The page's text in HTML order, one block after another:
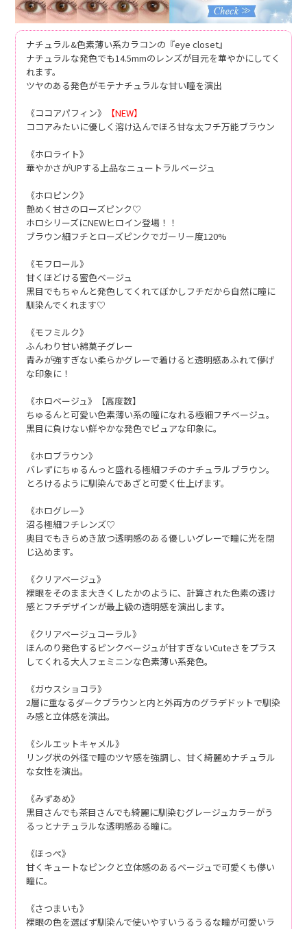
ナチュラル&色素薄い系カラコンの『eye closet』
ナチュラルな発色でも14.5mmのレンズが目元を華やかにしてく
れます。
ツヤのある発色がモテナチュラルな甘い瞳を演出
《ココアパフィン》
【NEW】
ココアみたいに優しく溶け込んでほろ甘な太フチ万能ブラウン
《ホロライト》
華やかさがUPする上品なニュートラルベージュ
《ホロピンク》
艶めく甘さのローズピンク♡
ホロシリーズにNEWヒロイン登場！！
ブラウン細フチとローズピンクでガーリー度120%
《モフロール》
甘くほどける蜜色ベージュ
黒目でもちゃんと発色してくれてぼかしフチだから自然に瞳に
馴染んでくれます♡
《モフミルク》
ふんわり甘い綿菓子グレー
青みが強すぎない柔らかグレーで着けると透明感あふれて儚げ
な印象に！
《ホロベージュ》【高度数】
ちゅるんと可愛い色素薄い系の瞳になれる極細フチベージュ。
黒目に負けない鮮やかな発色でピュアな印象に。
《ホロブラウン》
バレずにちゅるんっと盛れる極細フチのナチュラルブラウン。
とろけるように馴染んであざと可愛く仕上げます。
《ホログレー》
沼る極細フチレンズ♡
奥目でもきらめき放つ透明感のある優しいグレーで瞳に光を閉
じ込めます。
《クリアベージュ》
裸眼をそのまま大きくしたかのように、計算された色素の透け
感とフチデザインが最上級の透明感を演出します。
《クリアベージュコーラル》
ほんのり発色するピンクベージュが甘すぎないCuteさをプラス
してくれる大人フェミニンな色素薄い系発色。
《ガウスショコラ》
2層に重なるダークブラウンと内と外両方のグラデドットで馴染
み感と立体感を演出。
《シルエットキャメル》
リング状の外径で瞳のツヤ感を強調し、甘く綺麗めナチュラル
な女性を演出。
《みずあめ》
黒目さんでも茶目さんでも綺麗に馴染むグレージュカラーがう
るっとナチュラルな透明感ある瞳に。
《ほっぺ》
甘くキュートなピンクと立体感のあるベージュで可愛くも儚い
瞳に。
《さつまいも》
裸眼の色を選ばず馴染んで使いやすいうるうるな瞳が可愛いラ